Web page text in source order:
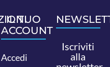
IL TUO
ACCOUNT
Accedi
Iscriviti
alla